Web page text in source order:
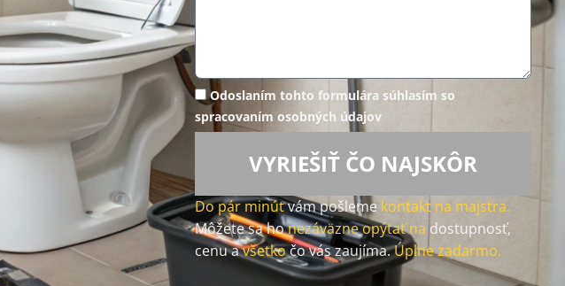
Odoslaním tohto formulára súhlasím so
spracovaním osobných údajov
VYRIEŠIŤ ČO NAJSKÔR
Do pár minútvám pošleme kontakt na majstra.
Môžete sa honezáväzne opýtať na dostupnosť,
cenu avšetkočo vás zaujíma.Úplne zadarmo.